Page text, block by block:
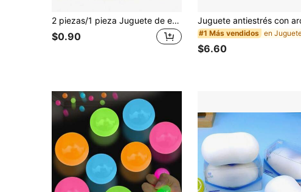
2 piezas/1 pieza Juguete de espuma, sabores de mantequilla y fresa, suave y esponjoso, aroma natural, juguete de espuma con forma de comida, perfecto para fiestas, temporada de graduación, vuelta al colegio, regalos de vacaciones, regalos del Día de San Valentín, caramelo de mantequilla, slime, múltiples estilos disponibles, decoración de jardín exterior, ventilador, decoración de habitación, regalo para el maestro, decoración de boda, accesorios de vacaciones, muebles de jardín, jardín, DIY, decoración de dormitorio, decoración de cocina, artículos esenciales para dormitorio, sala de almacenamiento, artículos esenciales de viaje, suministros para despedida de soltero, accesorios de escritorio de oficina, decoración del hogar
$0.90 #1 Más vendidos
$6.60